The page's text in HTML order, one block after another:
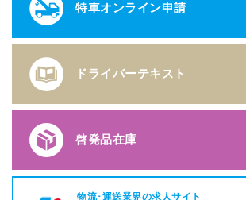
特車オンライン申請
ドライバーテキスト
啓発品在庫
物流･運送業界の求人サイト